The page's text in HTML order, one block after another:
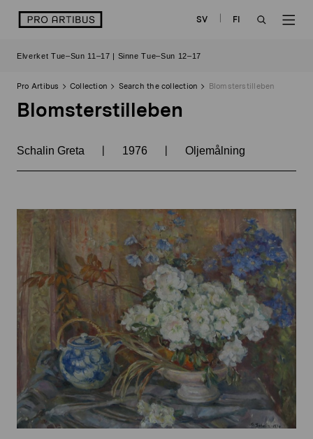
logo SV
FI
Elverket Tue–Sun 11–17 | Sinne Tue–Sun 12–17
Pro Artibus Collection Search the collection Blomsterstilleben
Blomsterstilleben
Schalin Greta | 1976 | Oljemålning